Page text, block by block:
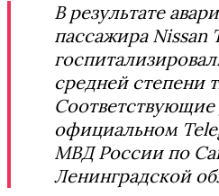
В результате
пассажира Nissan
средней степени
официальном
МВД России по
Ленинградской